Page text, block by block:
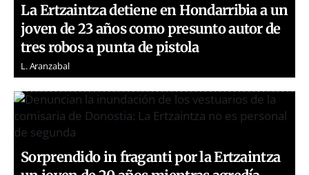
La Ertzaintza detiene en Hondarribia a un
joven de 23 años como presunto autor de
tres robos a punta de pistola
L. Aranzabal
Sorprendido in fraganti por la Ertzaintza